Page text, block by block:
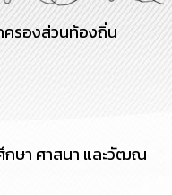
รองส่วนท้องถิ่น
กษา ศาสนา และวัฒณ